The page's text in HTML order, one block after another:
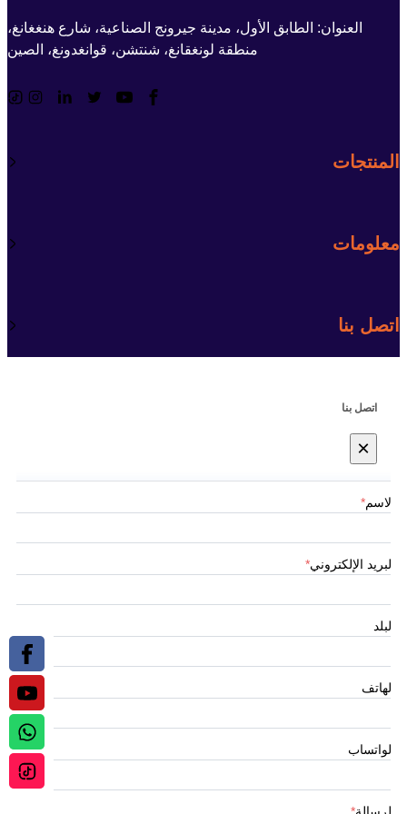
العنوان: الطابق الأول، مدينة جيرونج الصناعية، شارع هنغغانغ،
منطقة لونغقانغ، شنتشن، قوانغدونغ، الصين
المنتجات
معلومات
اتصل بنا
اتصل بنا
×
الاسم*
البريد الإلكتروني*
البلد
الهاتف
الواتساب